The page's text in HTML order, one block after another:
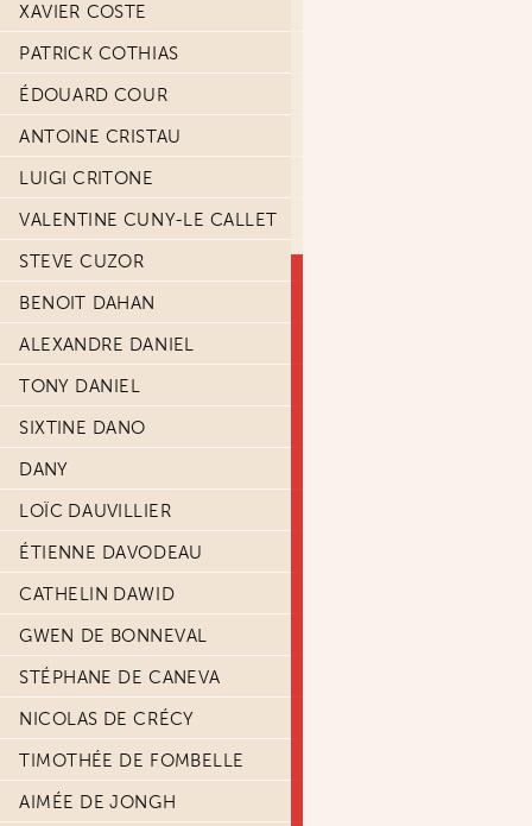
XAVIER COSTE
PATRICK COTHIAS
ÉDOUARD COUR
ANTOINE CRISTAU
LUIGI CRITONE
VALENTINE CUNY-LE CALLET
STEVE CUZOR
BENOIT DAHAN
ALEXANDRE DANIEL
TONY DANIEL
SIXTINE DANO
DANY
LOÏC DAUVILLIER
ÉTIENNE DAVODEAU
CATHELIN DAWID
GWEN DE BONNEVAL
STÉPHANE DE CANEVA
NICOLAS DE CRÉCY
TIMOTHÉE DE FOMBELLE
AIMÉE DE JONGH